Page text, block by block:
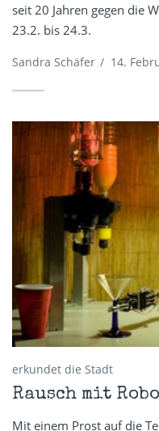
seit 20 Jahren gegen die
23.2. bis 24.3.
Sandra Schäfer / 14.
erkundet die Stadt
Rausch mit
Mit einem Prost auf die